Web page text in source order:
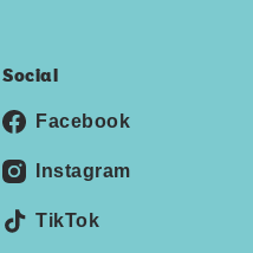
Social
Facebook
Instagram
TikTok